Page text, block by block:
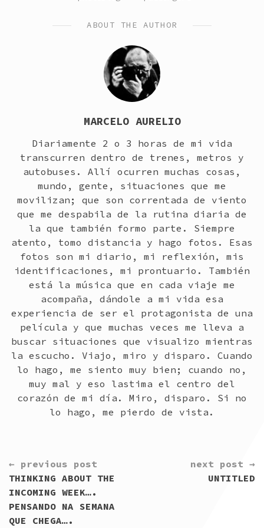
ABOUT THE AUTHOR
MARCELO AURELIO
Diariamente 2 o 3 horas de mi vida
transcurren dentro de trenes, metros y
autobuses. Allí ocurren muchas cosas,
mundo, gente, situaciones que me
movilizan; que son correntada de viento
que me despabila de la rutina diaria de
la que también formo parte. Siempre
atento, tomo distancia y hago fotos. Esas
fotos son mi diario, mi reflexión, mis
identificaciones, mi prontuario. También
está la música que en cada viaje me
acompaña, dándole a mi vida esa
experiencia de ser el protagonista de una
película y que muchas veces me lleva a
buscar situaciones que visualizo mientras
la escucho. Viajo, miro y disparo. Cuando
lo hago, me siento muy bien; cuando no,
muy mal y eso lastima el centro del
corazón de mi día. Miro, disparo. Si no
lo hago, me pierdo de vista.
CONTINUE
READING
← previous post
THINKING ABOUT THE
INCOMING WEEK….
PENSANDO NA SEMANA
QUE CHEGA….
next post →
UNTITLED